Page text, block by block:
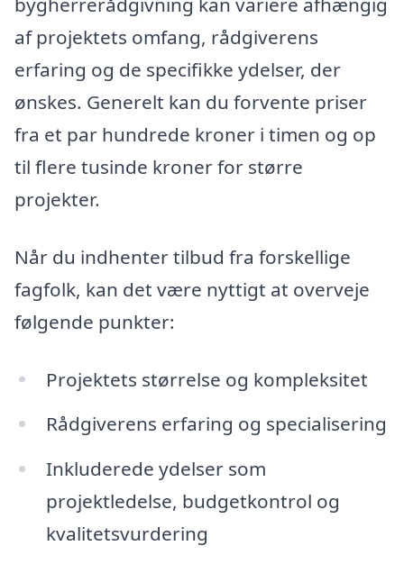
af projektets omfang, rådgiverens
erfaring og de specifikke ydelser, der
ønskes. Generelt kan du forvente priser
fra et par hundrede kroner i timen og op
til flere tusinde kroner for større
projekter.
Når du indhenter tilbud fra forskellige
fagfolk, kan det være nyttigt at overveje
følgende punkter:
Projektets størrelse og kompleksitet
Rådgiverens erfaring og specialisering
Inkluderede ydelser som
projektledelse, budgetkontrol og
kvalitetsvurdering